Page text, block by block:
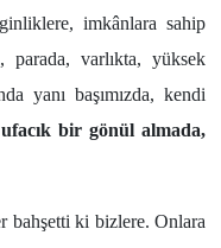
imkânlara sahip
parada, varlıkta, yüksek
yanı başımızda, kendi
bir gönül almada,
bahşetti ki bizlere. Onlara